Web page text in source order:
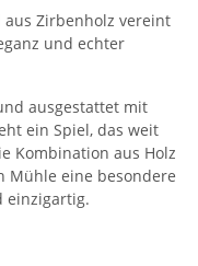
Zirbenholz vereint
und echter
ausgestattet mit
ein Spiel, das weit
Kombination aus Holz
Mühle eine besondere
einzigartig.